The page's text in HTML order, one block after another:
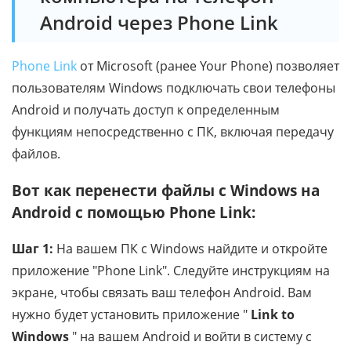
Android через Phone Link
Phone Link от Microsoft (ранее Your Phone) позволяет
пользователям Windows подключать свои телефоны
Android и получать доступ к определенным
функциям непосредственно с ПК, включая передачу
файлов.
Вот как перенести файлы с Windows на
Android с помощью Phone Link:
Шаг 1: На вашем ПК с Windows найдите и откройте
приложение "Phone Link". Следуйте инструкциям на
экране, чтобы связать ваш телефон Android. Вам
нужно будет установить приложение " Link to
Windows " на вашем Android и войти в систему с